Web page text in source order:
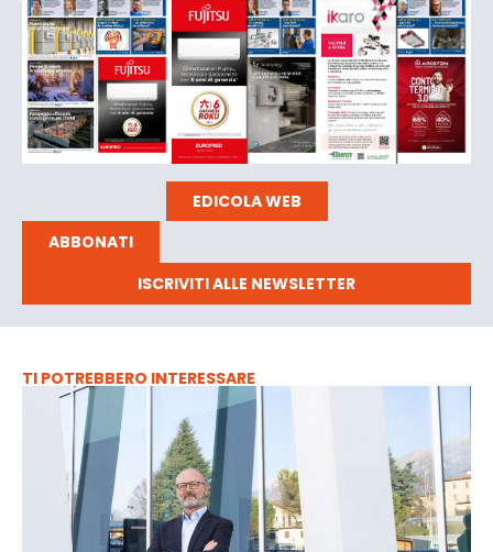
EDICOLA WEB
ABBONATI
ISCRIVITI ALLE NEWSLETTER
TI POTREBBERO INTERESSARE